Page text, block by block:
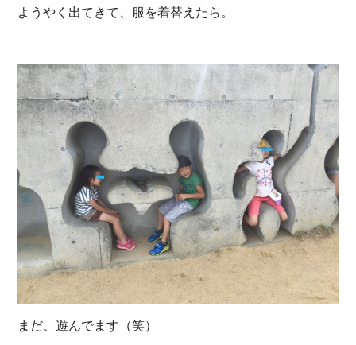
ようやく出てきて、服を着替えたら。
まだ、遊んでます（笑）